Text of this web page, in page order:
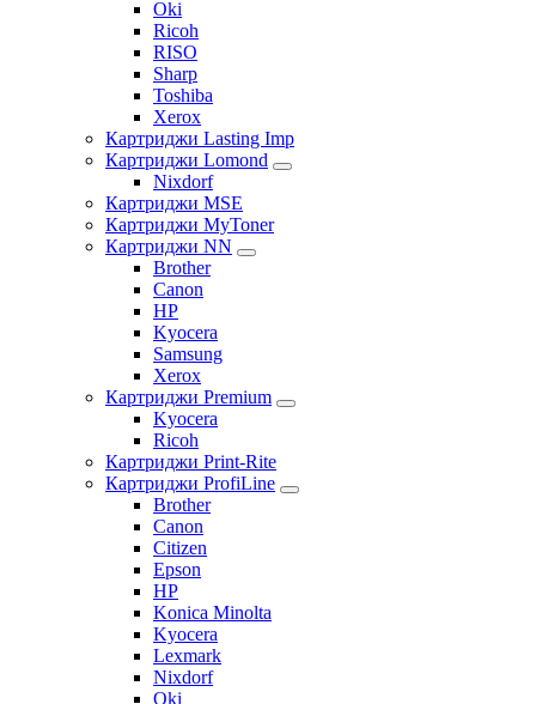
Oki
Ricoh
RISO
Sharp
Toshiba
Xerox
Картриджи Lasting Imp
Картриджи Lomond
Nixdorf
Картриджи MSE
Картриджи MyToner
Картриджи NN
Brother
Canon
HP
Kyocera
Samsung
Xerox
Картриджи Premium
Kyocera
Ricoh
Картриджи Print-Rite
Картриджи ProfiLine
Brother
Canon
Citizen
Epson
HP
Konica Minolta
Kyocera
Lexmark
Nixdorf
Oki